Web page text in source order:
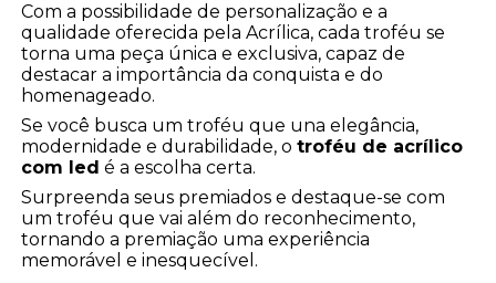
Com a possibilidade de personalização e a
qualidade oferecida pela Acrílica, cada troféu se
torna uma peça única e exclusiva, capaz de
destacar a importância da conquista e do
homenageado.
Se você busca um troféu que una elegância,
modernidade e durabilidade, otroféu de acrílico
com led é a escolha certa.
Surpreenda seus premiados e destaque-se com
um troféu que vai além do reconhecimento,
tornando a premiação uma experiência
memorável e inesquecível.